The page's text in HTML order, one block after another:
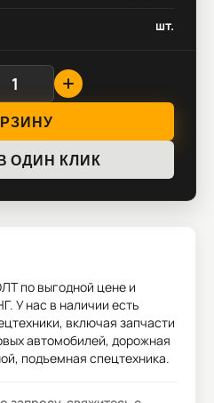
шт.
ОДИН КЛИК
по выгодной цене и
У нас в наличии есть
включая запчасти
автомобилей, дорожная
подъемная спецтехника.